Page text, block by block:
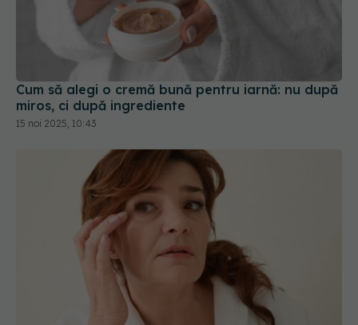
Cum să alegi o cremă bună pentru iarnă: nu după
miros, ci după ingrediente
Trucuri simple care șterg cearcănele și ajută ochii
obosiți. Ingredientul cheie din creme, dezvăluit de